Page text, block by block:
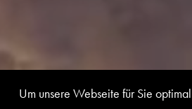
Um unsere Webseite für Sie